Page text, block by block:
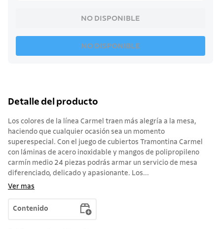
NO DISPONIBLE
NO DISPONIBLE
Detalle del producto
Los colores de la línea Carmel traen más alegría a la mesa,
haciendo que cualquier ocasión sea un momento
superespecial. Con el juego de cubiertos Tramontina Carmel
con láminas de acero inoxidable y mangos de polipropileno
carmín medio 24 piezas podrás armar un servicio de mesa
diferenciado, delicado y apasionante. Los...
Ver mas
Contenido